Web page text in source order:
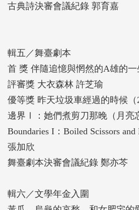
古典詩決審會議紀錄 郭育嘉
輯五／舞臺劇本
首 獎 伴隨追憶與惘然的A雄的
評審獎 大衣森林 許芝瑜
優等獎 昨天垃圾車經過的時候（
邊界Ⅰ：她們煮剪刀那晚（月亮
Boundaries I：Boiled Scissors and
張加欣
舞臺劇本決審會議紀錄 鄭亦芩
輯六／文學年金入圍